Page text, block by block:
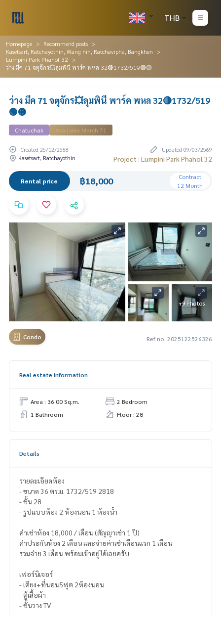
THB
Homepage
Recommend posts
Kasetsart, Ratchayothin, Wang hin, Ratchavipha, Bangkhen
Lumpini Park Phahol 32
ว่าง มีค 71 จตุจักร💥ลุมพินี พาร์ค พหล 32🔴1732/519🟢🟡
ว่าง มีค 71 จตุจักร💥ลุมพินี พาร์ค พหล 32🔴1732/519
🟢🟡
Chatuchak Available March 71
Created 25/12/2568
Updated 09/03/2569
Kasetsart, Ratchayothin
Project : Lumpini Park Phahol 32
Rental price ฿18,000
Contract
12 Month
+9 Photos
Condo Ref no. 2025122526326
Real estate information
Area : 36.00 Sq.m.
2 Bedroom
1 Bathroom
Floor : 28
Details
รายละเอียดห้อง
- ขนาด 36 ตร.ม. 1732/519 2818
- ชั้น 28
- รูปแบบห้อง 2 ห้องนอน 1 ห้องน้ำ
ค่าเช่าห้อง 18,000 / เดือน (สัญญาเช่า 1 ปี)
ค่าประกันห้อง 2 เดือน และจ่ายค่าเช่าเดือนแรก 1 เดือน
รวมจ่าย 3 เดือน พร้อมเข้าอยู่ได้เลยครับ
เฟอร์นิเจอร์
- เตียง+ที่นอน5ฟุต 2ห้องนอน
- ตู้เสื้อผ้า
- ชั้นวาง TV